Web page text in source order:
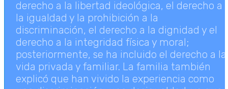
derecho a la libertad ideológica, el derecho a
la igualdad y la prohibición a la
discriminación, el derecho a la dignidad y el
derecho a la integridad física y moral;
posteriormente, se ha incluido el derecho a la
vida privada y familiar. La familia también
explicó que han vivido la experiencia como